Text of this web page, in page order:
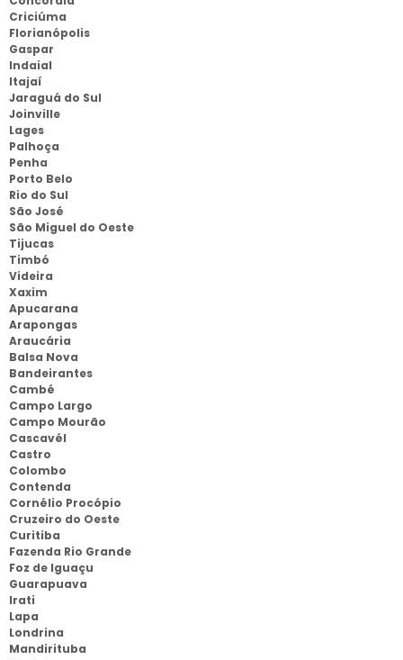
Criciúma
Florianópolis
Gaspar
Indaial
Itajaí
Jaraguá do Sul
Joinville
Lages
Palhoça
Penha
Porto Belo
Rio do Sul
São José
São Miguel do Oeste
Tijucas
Timbó
Videira
Xaxim
Apucarana
Arapongas
Araucária
Balsa Nova
Bandeirantes
Cambé
Campo Largo
Campo Mourão
Cascavél
Castro
Colombo
Contenda
Cornélio Procópio
Cruzeiro do Oeste
Curitiba
Fazenda Rio Grande
Foz de Iguaçu
Guarapuava
Irati
Lapa
Londrina
Mandirituba